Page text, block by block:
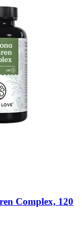
Complex, 120